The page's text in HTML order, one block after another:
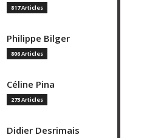
817 Articles
Philippe Bilger
806 Articles
Céline Pina
273 Articles
Didier Desrimais